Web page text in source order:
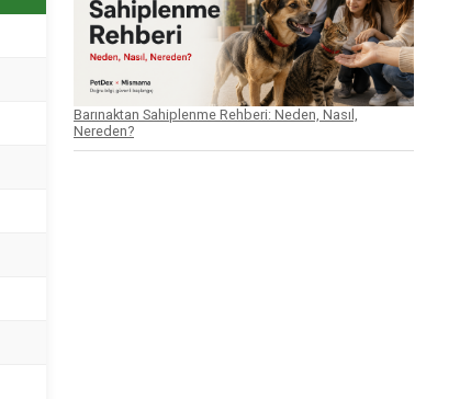
Barınaktan Sahiplenme Rehberi: Neden, Nasıl,
Nereden?